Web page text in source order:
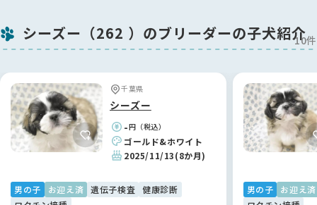
シーズー（262 ）のブリーダーの子犬紹介10件
千葉県
シーズー
-円（税込）
ゴールド&ホワイト
2025/11/13(8か月)
男の子 お迎え済 遺伝子検査
健康診断
男の子
お迎え済